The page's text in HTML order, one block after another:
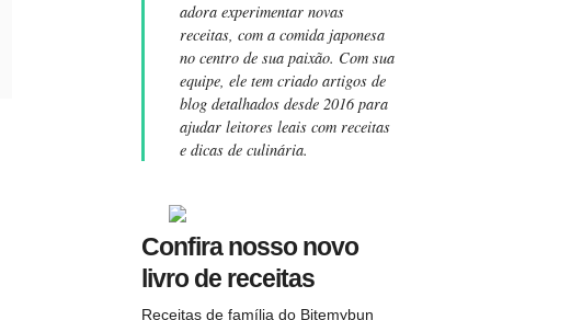
adora experimentar novas
receitas, com a comida japonesa
no centro de sua paixão. Com sua
equipe, ele tem criado artigos de
blog detalhados desde 2016 para
ajudar leitores leais com receitas
e dicas de culinária.
Confira nosso novo
livro de receitas
Receitas de família do Bitemybun